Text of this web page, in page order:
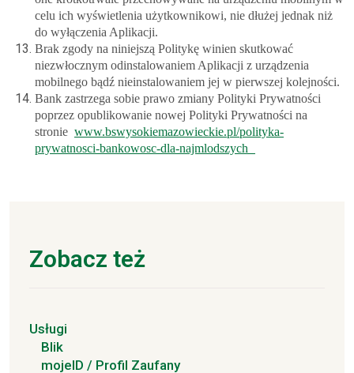
celu ich wyświetlenia użytkownikowi, nie dłużej jednak niż
do wyłączenia Aplikacji.
Brak zgody na niniejszą Politykę winien skutkować
niezwłocznym odinstalowaniem Aplikacji z urządzenia
mobilnego bądź nieinstalowaniem jej w pierwszej kolejności.
Bank zastrzega sobie prawo zmiany Polityki Prywatności
poprzez opublikowanie nowej Polityki Prywatności na
stronie www.bswysokiemazowieckie.pl/polityka-
prywatnosci-bankowosc-dla-najmlodszych
Zobacz też
Usługi
Blik
mojeID / Profil Zaufany